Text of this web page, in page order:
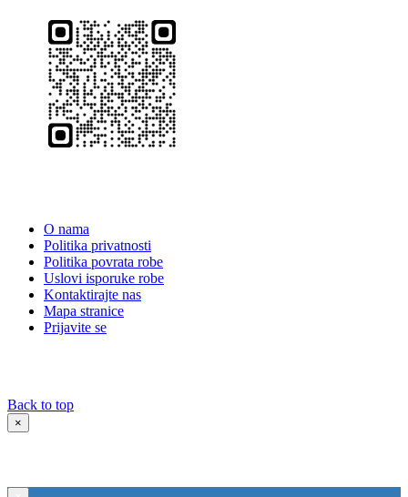
O nama
Politika privatnosti
Politika povrata robe
Uslovi isporuke robe
Kontaktirajte nas
Mapa stranice
Prijavite se
Back to top
×